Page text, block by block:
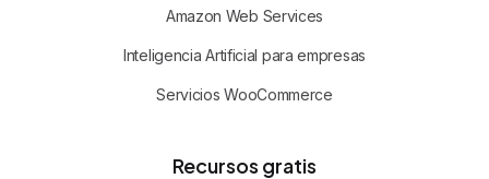
Amazon Web Services
Inteligencia Artificial para empresas
Servicios WooCommerce
Recursos gratis